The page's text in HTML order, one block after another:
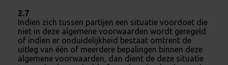
2.7
Indien zich tussen partijen een situatie voordoet die
niet in deze algemene voorwaarden wordt geregeld
of indien er onduidelijkheid bestaat omtrent de
uitleg van één of meerdere bepalingen binnen deze
algemene voorwaarden, dan dient de deze situatie